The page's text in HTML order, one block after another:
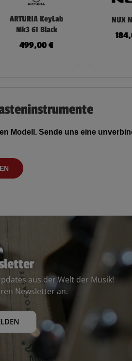
ARTURIA KeyLab
Mk3 61 Black
499,00€
NUX
Modell. Sende uns eine
aus der Welt der Musik!
Newsletter an.